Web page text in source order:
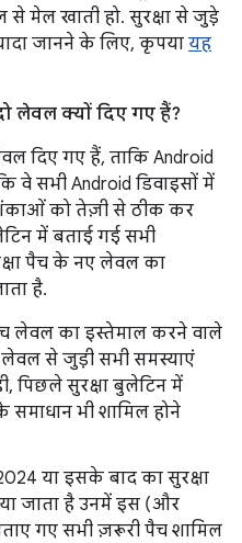
मेल खाती हो. सुरक्षा से जुड़े
जानने के लिए, कृपयायह
लेवल क्यों दिए गए हैं?
दिए गए हैं, ताकि Android
वे सभी Android डिवाइसों में
को तेज़ी से ठीक कर
में बताई गई सभी
पैच के नए लेवल का
है.
लेवल का इस्तेमाल करने वाले
लेवल से जुड़ी सभी समस्याएं
पिछले सुरक्षा बुलेटिन में
भी शामिल होने
या इसके बाद का सुरक्षा
जाता है उनमें इस (और
गए सभी ज़रूरी पैच शामिल